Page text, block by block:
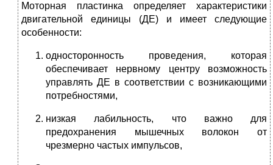
Моторная пластинка определяет характеристики
двигательной единицы (ДЕ) и имеет следующие
особенности:
односторонность проведения, которая
обеспечивает нервному центру возможность
управлять ДЕ в соответствии с возникающими
потребностями,
низкая лабильность, что важно для
предохранения мышечных волокон от
чрезмерно частых импульсов,